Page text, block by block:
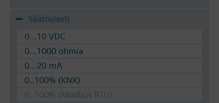
Säätöviesti
0...10 VDC
0...1000 ohmia
0...20 mA
0..100% (KNX)
0..100% (Modbus RTU)